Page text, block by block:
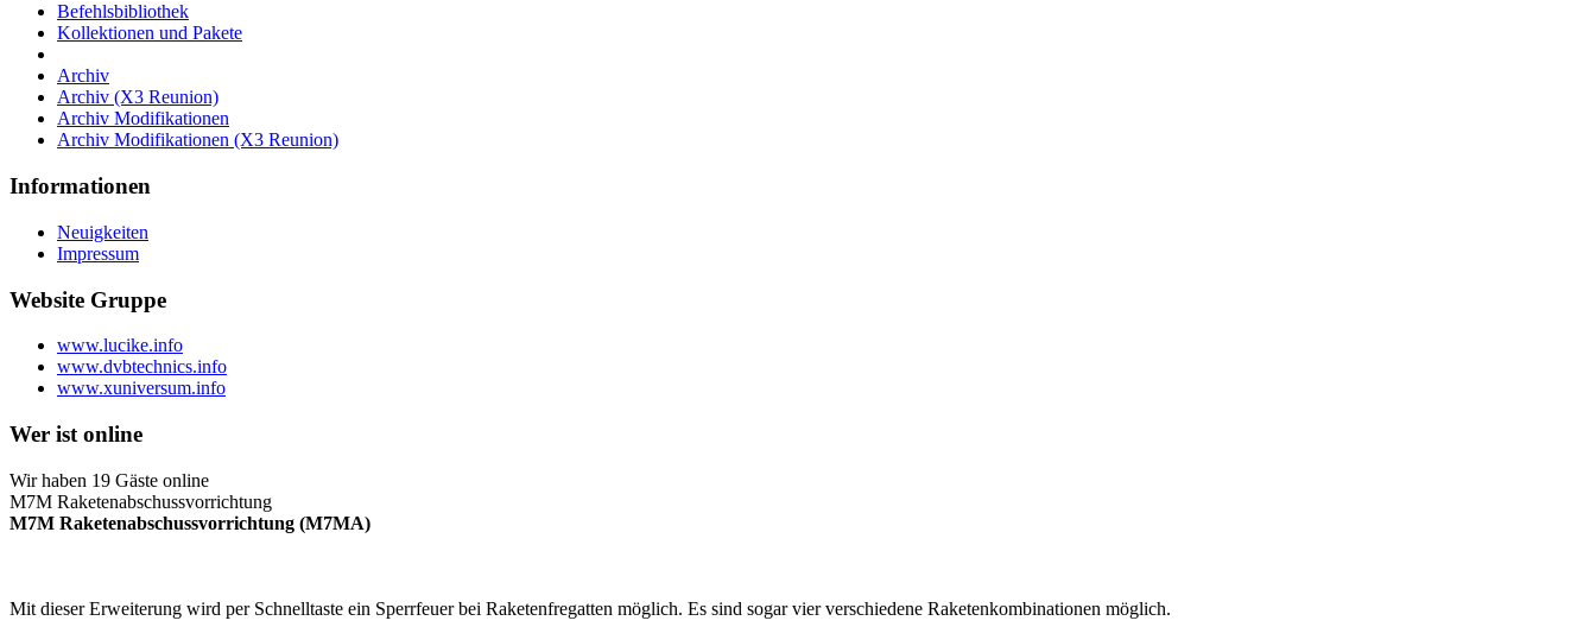
Befehlsbibliothek
Kollektionen und Pakete
Archiv
Archiv (X3 Reunion)
Archiv Modifikationen
Archiv Modifikationen (X3 Reunion)
Informationen
Neuigkeiten
Impressum
Website Gruppe
www.lucike.info
www.dvbtechnics.info
www.xuniversum.info
Wer ist online
Wir haben 19 Gäste online
M7M Raketenabschussvorrichtung
M7M Raketenabschussvorrichtung (M7MA)
Mit dieser Erweiterung wird per Schnelltaste ein Sperrfeuer bei Raketenfregatten möglich. Es sind sogar vier verschiedene Raketenkombinationen möglich.